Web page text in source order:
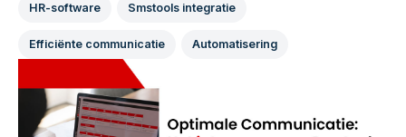
HR-software Smstools integratie
Efficiënte communicatie Automatisering